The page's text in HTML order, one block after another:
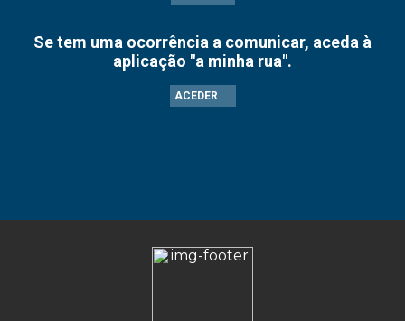
Se tem uma ocorrência a comunicar, aceda à
aplicação "a minha rua".
ACEDER